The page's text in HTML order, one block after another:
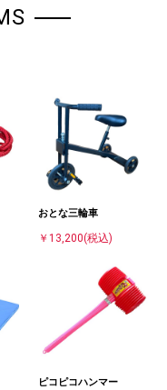
おとな三輪車
￥13,200(税込)
ピコピコハンマー